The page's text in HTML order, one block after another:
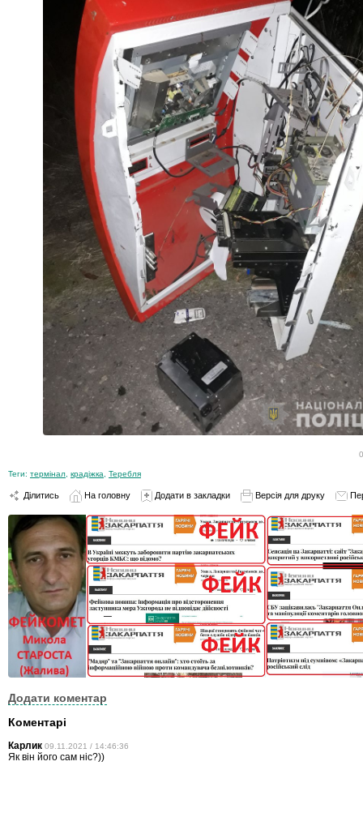
Теги: термінал крадіжка Теребля
Ділитись На головну Додати в закладки Версія для друку
Додати коментар
Коментарі
Карлик 09.11.2021 / 14:46:36
Як він його сам ніс?))